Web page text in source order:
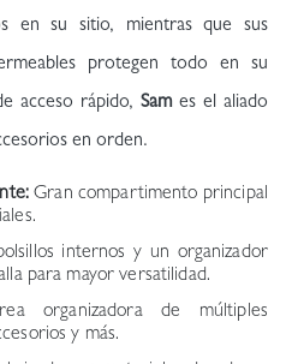
en su sitio, mientras que sus
protegen todo en su
acceso rápido, Sames el aliado
en orden.
Gran compartimento principal
internos y un organizador
para mayor versatilidad.
organizadora de múltiples
y más.